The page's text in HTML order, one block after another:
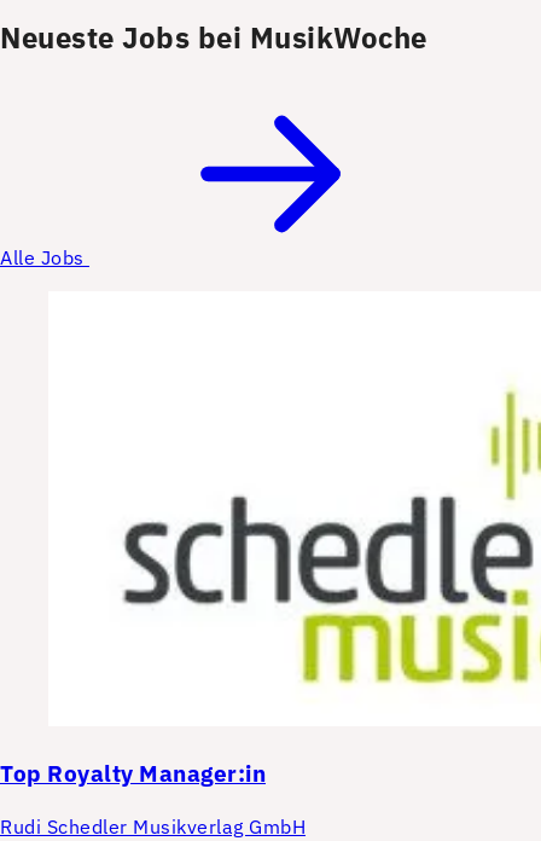
Neueste Jobs bei MusikWoche
Alle Jobs
Top Royalty Manager:in
Rudi Schedler Musikverlag GmbH